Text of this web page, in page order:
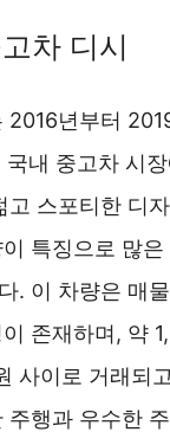
차 디시
2016년부터
내 중고차 시
고 스포티한 디
특징으로 많은
. 이 차량은 매
존재하며, 약
사이로 거래되
주행과 우수한